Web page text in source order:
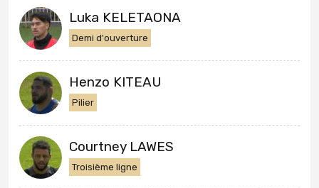
Luka KELETAONA
Demi d'ouverture
Henzo KITEAU
Pilier
Courtney LAWES
Troisième ligne